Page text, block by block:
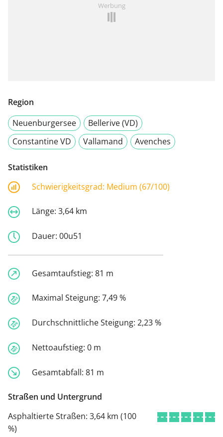
Werbung
Region
Neuenburgersee
Bellerive (VD)
Constantine VD
Vallamand Avenches
Statistiken
Schwierigkeitsgrad: Medium (67/100)
Länge: 3,64 km
Dauer: 00u51
Gesamtaufstieg: 81 m
Maximal Steigung: 7,49 %
Durchschnittliche Steigung: 2,23 %
Nettoaufstieg: 0 m
Gesamtabfall: 81 m
Straßen und Untergrund
Asphaltierte Straßen: 3,64 km (100
%)